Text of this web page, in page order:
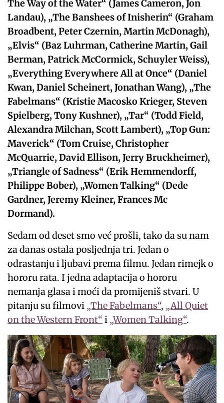
The Way of the Water“ (James Cameron, Jon
Landau), „The Banshees of Inisherin“ (Graham
Broadbent, Peter Czernin, Martin McDonagh),
„Elvis“ (Baz Luhrman, Catherine Martin, Gail
Berman, Patrick McCormick, Schuyler Weiss),
„Everything Everywhere All at Once“ (Daniel
Kwan, Daniel Scheinert, Jonathan Wang), „The
Fabelmans“ (Kristie Macosko Krieger, Steven
Spielberg, Tony Kushner), „Tar“ (Todd Field,
Alexandra Milchan, Scott Lambert), „Top Gun:
Maverick“ (Tom Cruise, Christopher
McQuarrie, David Ellison, Jerry Bruckheimer),
„Triangle of Sadness“ (Erik Hemmendorff,
Philippe Bober), „Women Talking“ (Dede
Gardner, Jeremy Kleiner, Frances Mc
Dormand).
Sedam od deset smo već prošli, tako da su nam
za danas ostala posljednja tri. Jedan o
odrastanju i ljubavi prema filmu. Jedan rimejk o
hororu rata. I jedna adaptacija o hororu
nemanja glasa i moći da promijeniš stvari. U
pitanju su filmovi „The Fabelmans“, „All Quiet
on the Western Front“ i „Women Talking“.